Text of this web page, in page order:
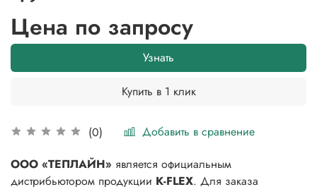
(0) Добавить в сравнение
Цена по запросу
Узнать
Купить в 1 клик
ООО «ТЕПЛАЙН» является официальным
дистрибьютором продукции K-FLEX. Для заказа